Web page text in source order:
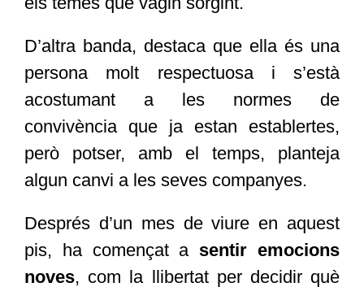
D’altra banda, destaca que ella és una
persona molt respectuosa i s’està
acostumant a les normes de
convivència que ja estan establertes,
però potser, amb el temps, planteja
algun canvi a les seves companyes.
Després d’un mes de viure en aquest
pis, ha començat asentir emocions
noves, com la llibertat per decidir què